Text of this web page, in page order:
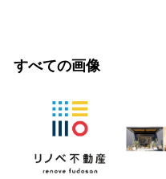
すべての画像